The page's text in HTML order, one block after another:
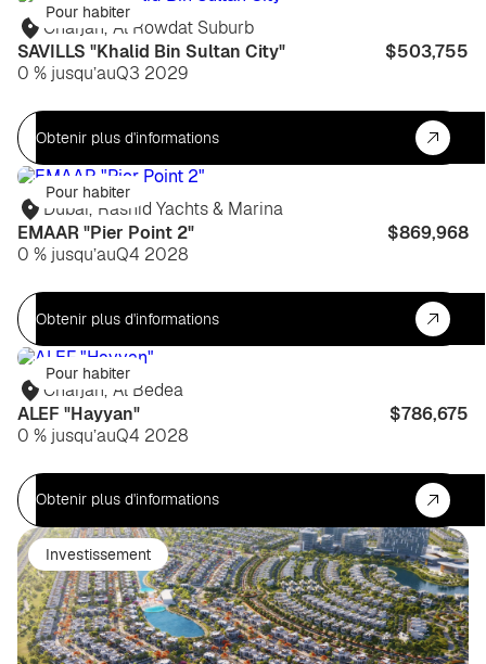
Pour habiter
Charjah, Al Rowdat Suburb
SAVILLS "Khalid Bin Sultan City"
$503,755
0 % jusqu’auQ3 2029
Obtenir plus d'informations
Pour habiter
Dubaï, Rashid Yachts & Marina
EMAAR "Pier Point 2"
$869,968
0 % jusqu’auQ4 2028
Obtenir plus d'informations
Pour habiter
Charjah, Al Bedea
ALEF "Hayyan"
$786,675
0 % jusqu’auQ4 2028
Obtenir plus d'informations
Investissement